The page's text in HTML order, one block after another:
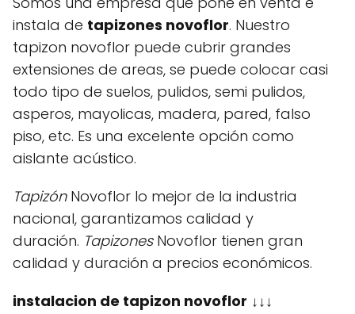
instala de tapizones novoflor. Nuestro
tapizon novoflor puede cubrir grandes
extensiones de areas, se puede colocar casi
todo tipo de suelos, pulidos, semi pulidos,
asperos, mayolicas, madera, pared, falso
piso, etc. Es una excelente opción como
aislante acústico.
TapizónNovoflor lo mejor de la industria
nacional, garantizamos calidad y
duración. TapizonesNovoflor tienen gran
calidad y duración a precios económicos.
instalacion de tapizon novoflor ↓↓↓